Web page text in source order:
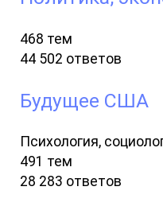
468 тем
44 502 ответов
Будущее США
Психология,
491 тем
28 283 ответов